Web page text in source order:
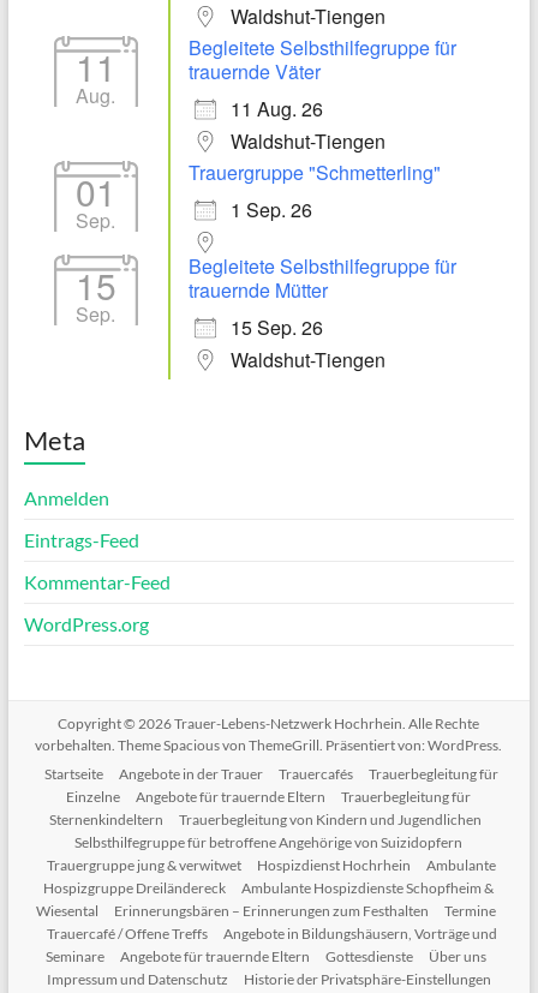
Waldshut-Tiengen
11
Aug.
Begleitete Selbsthilfegruppe für
trauernde Väter
11 Aug. 26
Waldshut-Tiengen
01
Sep.
Trauergruppe "Schmetterling"
1 Sep. 26
15
Sep.
Begleitete Selbsthilfegruppe für
trauernde Mütter
15 Sep. 26
Waldshut-Tiengen
Meta
Anmelden
Eintrags-Feed
Kommentar-Feed
WordPress.org
Copyright © 2026Trauer-Lebens-Netzwerk Hochrhein. Alle Rechte
vorbehalten. ThemeSpaciousvon ThemeGrill. Präsentiert von:WordPress.
Startseite
Angebote in der Trauer Trauercafés
Trauerbegleitung für
Einzelne
Angebote für trauernde Eltern
Trauerbegleitung für
Sternenkindeltern
Trauerbegleitung von Kindern und Jugendlichen
Selbsthilfegruppe für betroffene Angehörige von Suizidopfern
Trauergruppe jung & verwitwet
Hospizdienst Hochrhein
Ambulante
Hospizgruppe Dreiländereck
Ambulante Hospizdienste Schopfheim &
Wiesental
Erinnerungsbären – Erinnerungen zum Festhalten
Termine
Trauercafé / Offene Treffs
Angebote in Bildungshäusern, Vorträge und
Seminare
Angebote für trauernde Eltern Gottesdienste
Über uns
Impressum und Datenschutz
Historie der Privatsphäre-Einstellungen